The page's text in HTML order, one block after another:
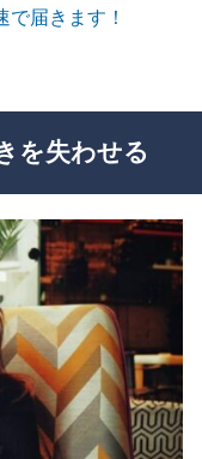
届きます！
を失わせる